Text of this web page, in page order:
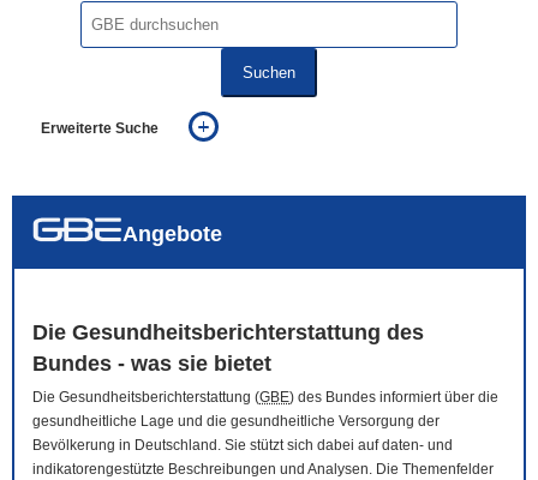
Suchen
Erweiterte Suche
auch in allen Texten suchen (Volltextsuche)
Angebote
Die Gesundheitsberichterstattung des
Bundes - was sie bietet
Die Gesundheitsberichterstattung (GBE) des Bundes informiert über die
gesundheitliche Lage und die gesundheitliche Versorgung der
Bevölkerung in Deutschland. Sie stützt sich dabei auf daten- und
indikatorengestützte Beschreibungen und Analysen. Die Themenfelder